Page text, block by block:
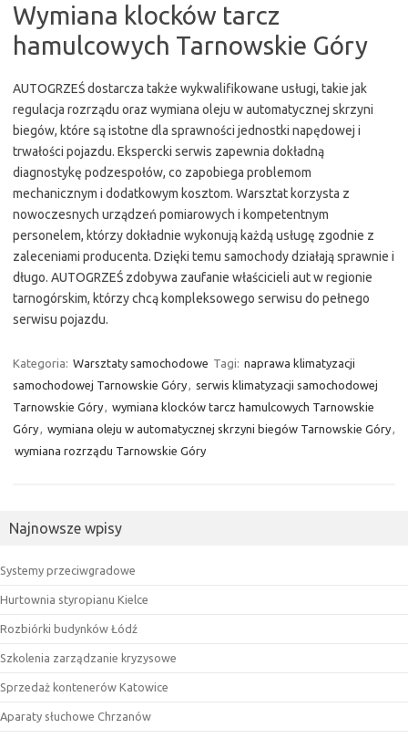
Wymiana klocków tarcz
hamulcowych Tarnowskie Góry
AUTOGRZEŚ dostarcza także wykwalifikowane usługi, takie jak
regulacja rozrządu oraz wymiana oleju w automatycznej skrzyni
biegów, które są istotne dla sprawności jednostki napędowej i
trwałości pojazdu. Ekspercki serwis zapewnia dokładną
diagnostykę podzespołów, co zapobiega problemom
mechanicznym i dodatkowym kosztom. Warsztat korzysta z
nowoczesnych urządzeń pomiarowych i kompetentnym
personelem, którzy dokładnie wykonują każdą usługę zgodnie z
zaleceniami producenta. Dzięki temu samochody działają sprawnie i
długo. AUTOGRZEŚ zdobywa zaufanie właścicieli aut w regionie
tarnogórskim, którzy chcą kompleksowego serwisu do pełnego
serwisu pojazdu.
Kategoria: Warsztaty samochodowe Tagi: naprawa klimatyzacji
samochodowej Tarnowskie Góry, serwis klimatyzacji samochodowej
Tarnowskie Góry, wymiana klocków tarcz hamulcowych Tarnowskie
Góry, wymiana oleju w automatycznej skrzyni biegów Tarnowskie Góry,
wymiana rozrządu Tarnowskie Góry
Najnowsze wpisy
Systemy przeciwgradowe
Hurtownia styropianu Kielce
Rozbiórki budynków Łódź
Szkolenia zarządzanie kryzysowe
Sprzedaż kontenerów Katowice
Aparaty słuchowe Chrzanów